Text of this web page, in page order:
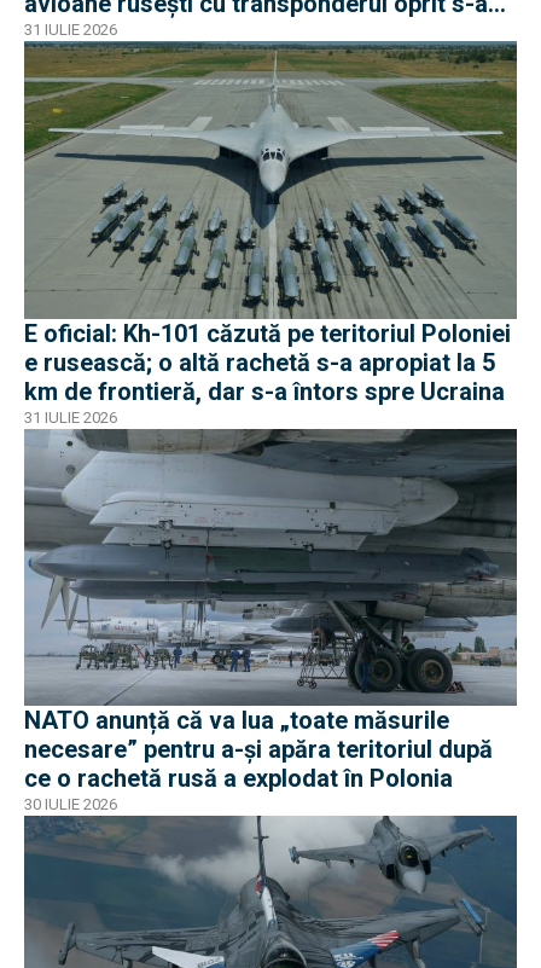
apropiat de frontiera Poloniei
31 IULIE 2026
E oficial: Kh-101 căzută pe teritoriul Poloniei
e rusească; o altă rachetă s-a apropiat la 5
km de frontieră, dar s-a întors spre Ucraina
31 IULIE 2026
NATO anunță că va lua „toate măsurile
necesare” pentru a-și apăra teritoriul după
ce o rachetă rusă a explodat în Polonia
30 IULIE 2026